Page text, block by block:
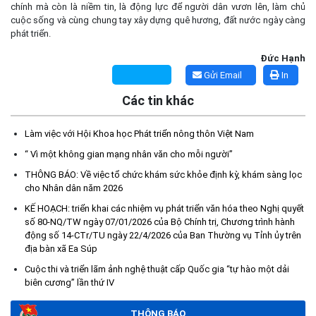
chính mà còn là niềm tin, là động lực để người dân vươn lên, làm chủ
cuộc sống và cùng chung tay xây dựng quê hương, đất nước ngày càng
phát triển.
Đức Hạnh
In
Gửi Email
Các tin khác
Làm việc với Hội Khoa học Phát triển nông thôn Việt Nam
“ Vì một không gian mạng nhân văn cho mỗi người”
THÔNG BÁO: Về việc tổ chức khám sức khỏe định kỳ, khám sàng lọc
cho Nhân dân năm 2026
KẾ HOẠCH: triển khai các nhiệm vụ phát triển văn hóa theo Nghị quyết
số 80-NQ/TW ngày 07/01/2026 của Bộ Chính trị, Chương trình hành
động số 14-CTr/TU ngày 22/4/2026 của Ban Thường vụ Tỉnh ủy trên
địa bàn xã Ea Súp
Cuộc thi và triển lãm ảnh nghệ thuật cấp Quốc gia “tự hào một dải
biên cương” lần thứ IV
THÔNG BÁO
Kế hoạch Tổ chức lấy mẫu hài cốt liệt sĩ đối với các mộ chưa
xác định được thông tin trong nghĩa trang liệt sĩ trên địa bàn xã
Ea Súp để giám định AND
(06/08/2026)
Thông báo nghiêm cấm sử dụng đất với khu vực Quy hoạch
cấp đất sản xuất cho các hộ nghèo, cận nghèo thiếu đất sản
xuất trên địa bàn xã.
(06/08/2026)